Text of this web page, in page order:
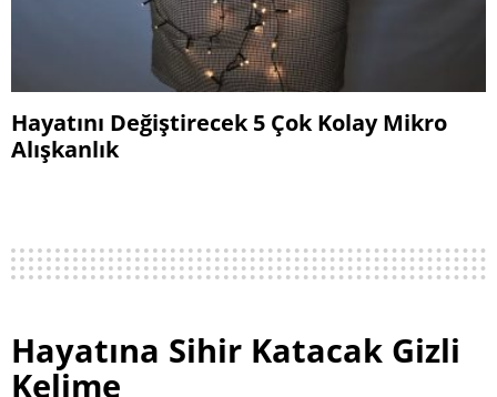
Hayatını Değiştirecek 5 Çok Kolay Mikro
Alışkanlık
Hayatına Sihir Katacak Gizli
Kelime